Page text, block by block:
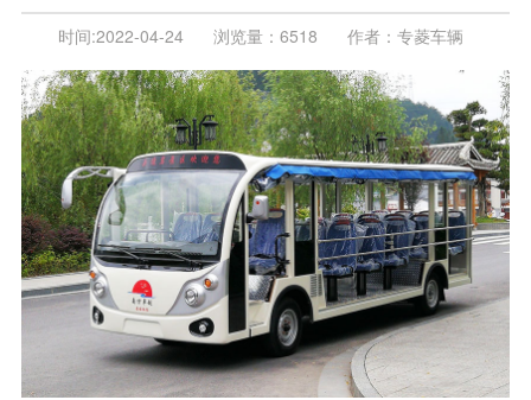
时间:2022-04-24 浏览量： 6518 作者： 专菱车辆